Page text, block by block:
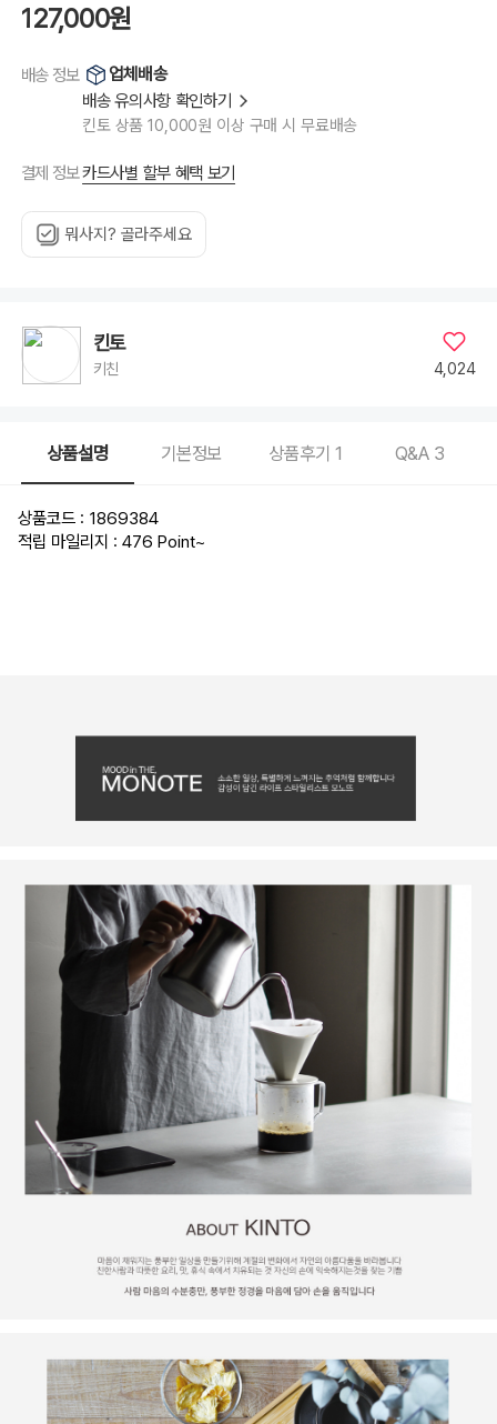
127,000원
배송 정보
업체배송
배송 유의사항 확인하기
킨토 상품 10,000원 이상 구매 시 무료배송
결제 정보카드사별 할부 혜택 보기
뭐사지? 골라주세요
킨토
키친 4,024
상품설명 기본정보 상품후기 1 Q&A 3
상품코드 : 1869384
적립 마일리지 : 476 Point~